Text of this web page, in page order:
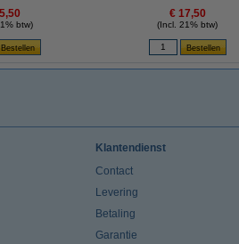
btw)
€ 17,50
(Incl. 21% btw)
Klantendienst
Contact
Levering
Betaling
Garantie